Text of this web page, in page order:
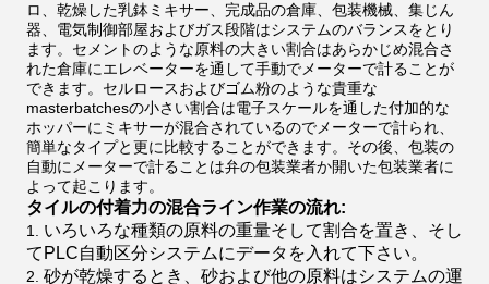
ロ、乾燥した乳鉢ミキサー、完成品の倉庫、包装機械、集じん
器、電気制御部屋およびガス段階はシステムのバランスをとり
ます。セメントのような原料の大きい割合はあらかじめ混合さ
れた倉庫にエレベーターを通して手動でメーターで計ることが
できます。セルロースおよびゴム粉のような貴重な
masterbatchesの小さい割合は電子スケールを通した付加的な
ホッパーにミキサーが混合されているのでメーターで計られ、
簡単なタイプと更に比較することができます。その後、包装の
自動にメーターで計ることは弁の包装業者か開いた包装業者に
よって起こります。
タイルの付着力の混合ライン作業の流れ:
1. いろいろな種類の原料の重量そして割合を置き、そし
てPLC自動区分システムにデータを入れて下さい。
2. 砂が乾燥するとき、砂および他の原料はシステムの運